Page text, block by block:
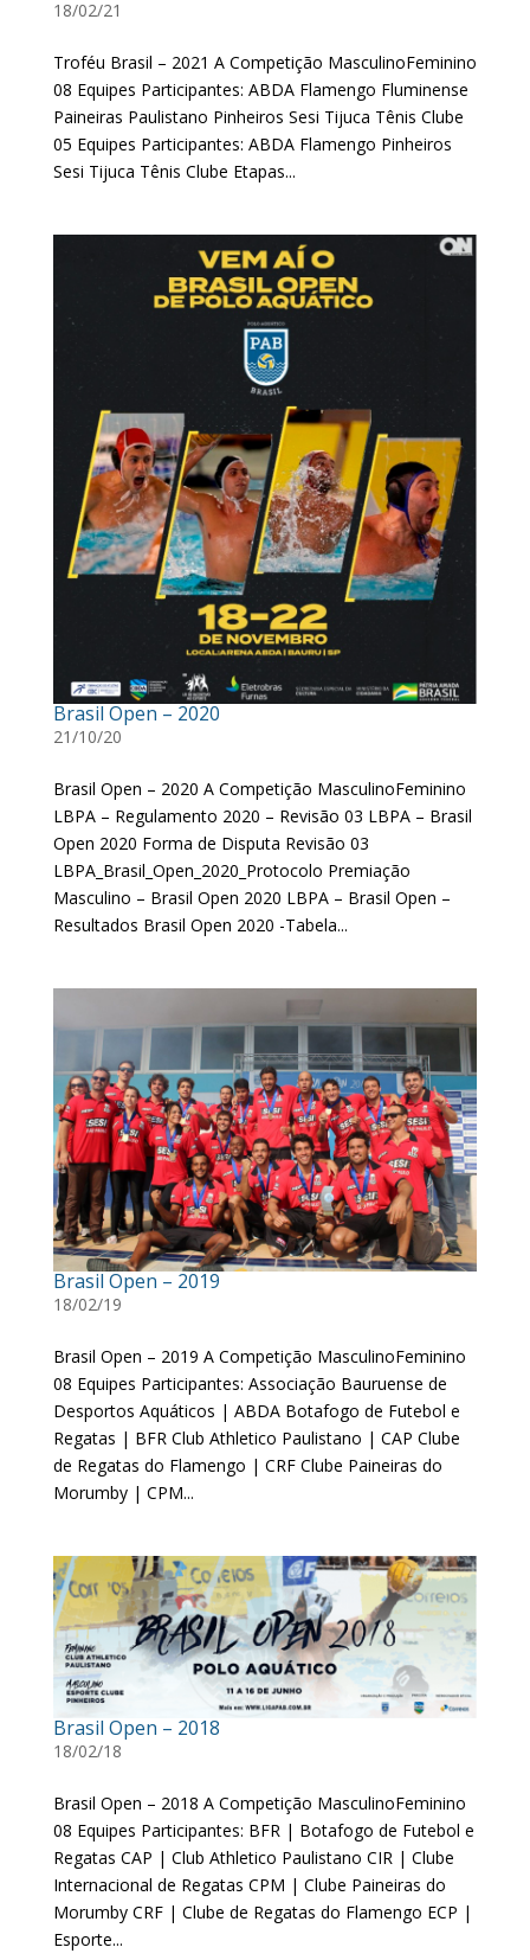
18/02/21
Troféu Brasil – 2021 A Competição MasculinoFeminino
08 Equipes Participantes: ABDA Flamengo Fluminense
Paineiras Paulistano Pinheiros Sesi Tijuca Tênis Clube
05 Equipes Participantes: ABDA Flamengo Pinheiros
Sesi Tijuca Tênis Clube Etapas...
Brasil Open – 2020
21/10/20
Brasil Open – 2020 A Competição MasculinoFeminino
LBPA – Regulamento 2020 – Revisão 03 LBPA – Brasil
Open 2020 Forma de Disputa Revisão 03
LBPA_Brasil_Open_2020_Protocolo Premiação
Masculino – Brasil Open 2020 LBPA – Brasil Open –
Resultados Brasil Open 2020 -Tabela...
Brasil Open – 2019
18/02/19
Brasil Open – 2019 A Competição MasculinoFeminino
08 Equipes Participantes: Associação Bauruense de
Desportos Aquáticos | ABDA Botafogo de Futebol e
Regatas | BFR Club Athletico Paulistano | CAP Clube
de Regatas do Flamengo | CRF Clube Paineiras do
Morumby | CPM...
Brasil Open – 2018
18/02/18
Brasil Open – 2018 A Competição MasculinoFeminino
08 Equipes Participantes: BFR | Botafogo de Futebol e
Regatas CAP | Club Athletico Paulistano CIR | Clube
Internacional de Regatas CPM | Clube Paineiras do
Morumby CRF | Clube de Regatas do Flamengo ECP |
Esporte...